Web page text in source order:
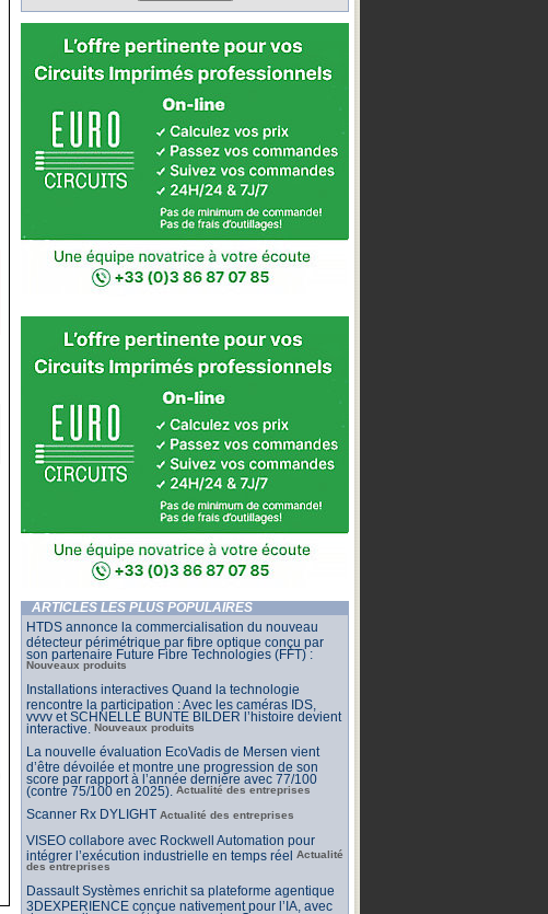
ARTICLES LES PLUS POPULAIRES
HTDS annonce la commercialisation du nouveau
détecteur périmétrique par fibre optique conçu par
son partenaire Future Fibre Technologies (FFT) :
Nouveaux produits
Installations interactives Quand la technologie
rencontre la participation : Avec les caméras IDS,
vvvv et SCHNELLE BUNTE BILDER l’histoire devient
interactive.
Nouveaux produits
La nouvelle évaluation EcoVadis de Mersen vient
d’être dévoilée et montre une progression de son
score par rapport à l’année dernière avec 77/100
(contre 75/100 en 2025). Actualité des entreprises
Scanner Rx DYLIGHT Actualité des entreprises
VISEO collabore avec Rockwell Automation pour
intégrer l’exécution industrielle en temps réel Actualité
des entreprises
Dassault Systèmes enrichit sa plateforme agentique
3DEXPERIENCE conçue nativement pour l’IA, avec